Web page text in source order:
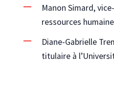
Manon Simard,
ressources
Diane-Gabrielle
titulaire à